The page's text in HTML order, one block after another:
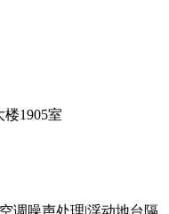
楼1905室